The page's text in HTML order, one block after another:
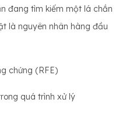
đang tìm kiếm một lá chắn
là nguyên nhân hàng đầu
chứng (RFE)
quá trình xử lý